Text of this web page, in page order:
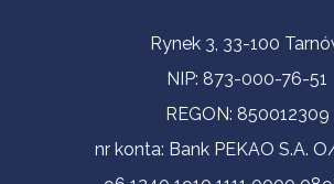
Informacje kontaktowe
Rynek 3, 33-100
NIP: 873-000-76-51
REGON: 850012309
nr konta: Bank PEKAO S.A.